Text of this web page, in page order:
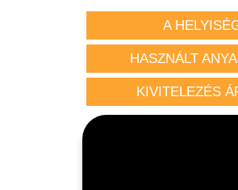
A
HASZNÁLT
KIVITELEZÉS